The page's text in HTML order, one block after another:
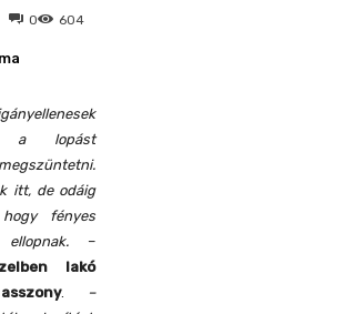
604
0
a lopást
itt, de odáig
fényes
–
lakó
.
–